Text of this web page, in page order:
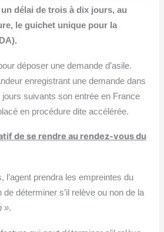
délai de trois à dix jours, au
le guichet unique pour la
déposer une demande d’asile.
enregistrant une demande dans
jours suivants son entrée en France
en procédure dite accélérée.
de se rendre au rendez-vous du
l’agent prendra les empreintes du
de déterminer s’il relève ou non de la
».